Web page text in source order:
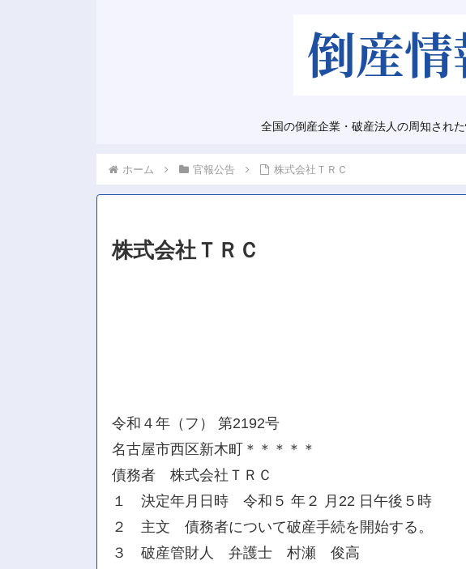
全国の倒産企業・破産法人の周知され
ホーム 官報公告 株式会社ＴＲＣ
株式会社ＴＲＣ
令和４年（フ） 第2192号
名古屋市西区新木町＊＊＊＊＊
債務者 株式会社ＴＲＣ
１ 決定年月日時 令和５ 年２ 月22 日午後５時
２ 主文 債務者について破産手続を開始する。
３ 破産管財人 弁護士 村瀬 俊高